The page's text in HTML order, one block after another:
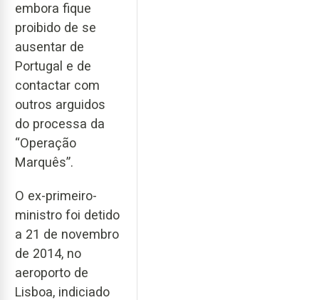
embora fique
proibido de se
ausentar de
Portugal e de
contactar com
outros arguidos
do processa da
“Operação
Marquês”.
O ex-primeiro-
ministro foi detido
a 21 de novembro
de 2014, no
aeroporto de
Lisboa, indiciado